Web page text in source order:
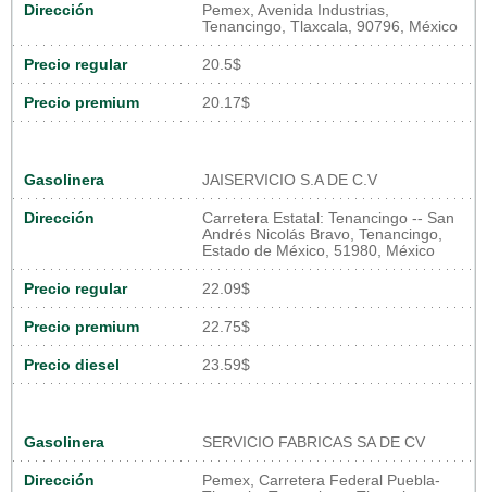
Dirección
Pemex, Avenida Industrias,
Tenancingo, Tlaxcala, 90796, México
Precio regular 20.5$
Precio premium 20.17$
Gasolinera JAISERVICIO S.A DE C.V
Dirección
Carretera Estatal: Tenancingo -- San
Andrés Nicolás Bravo, Tenancingo,
Estado de México, 51980, México
Precio regular 22.09$
Precio premium 22.75$
Precio diesel 23.59$
Gasolinera SERVICIO FABRICAS SA DE CV
Dirección
Pemex, Carretera Federal Puebla-